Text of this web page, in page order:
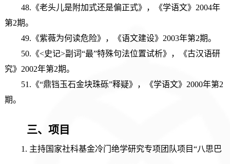
48.《老头儿是附加式还是偏正式》，《学语文》2004年
第2期。
49.《紫薇为何读危险》，《语文建设》2003年第2期。
50.《<史记>副词“最”特殊句法位置试析》，《古汉语研
究》2002年第2期。
51.《“鼎铛玉石金块珠砾”释疑》，《学语文》2000年第2
期。
三、 项目
1 . 主持国家社科基金冷门绝学研究专项团队项目“八思巴